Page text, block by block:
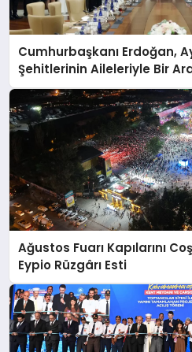
Cumhurbaşkanı Erdoğan,
Şehitlerinin Aileleriyle Bir
Ağustos Fuarı Kapılarını
Eypio Rüzgârı Esti